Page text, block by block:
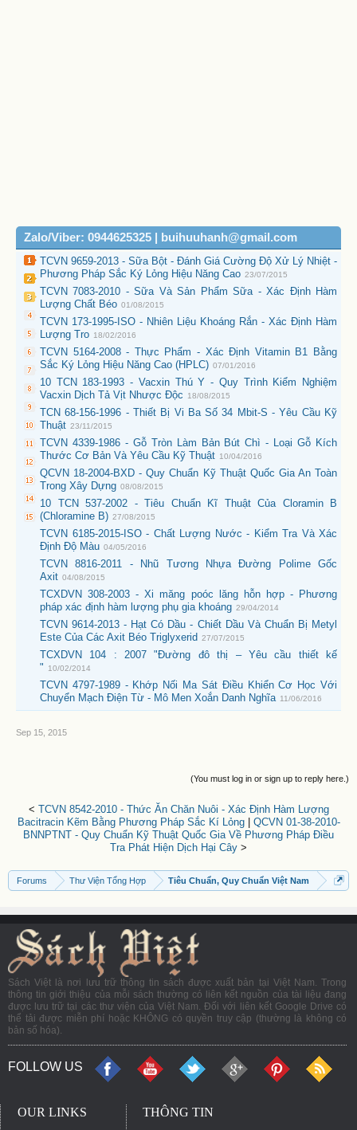
Zalo/Viber: 0944625325 | buihuuhanh@gmail.com
TCVN 9659-2013 - Sữa Bột - Đánh Giá Cường Độ Xử Lý Nhiệt -
Phương Pháp Sắc Ký Lỏng Hiệu Năng Cao 23/07/2015
TCVN 7083-2010 - Sữa Và Sản Phẩm Sữa - Xác Định Hàm
Lượng Chất Béo 01/08/2015
TCVN 173-1995-ISO - Nhiên Liệu Khoáng Rắn - Xác Định Hàm
Lượng Tro 18/02/2016
TCVN 5164-2008 - Thực Phẩm - Xác Định Vitamin B1 Bằng
Sắc Ký Lỏng Hiệu Năng Cao (HPLC) 07/01/2016
10 TCN 183-1993 - Vacxin Thú Y - Quy Trình Kiểm Nghiệm
Vacxin Dịch Tả Vịt Nhược Độc
18/08/2015
TCN 68-156-1996 - Thiết Bị Vi Ba Số 34 Mbit-S - Yêu Cầu Kỹ
Thuật 23/11/2015
TCVN 4339-1986 - Gỗ Tròn Làm Bản Bút Chì - Loại Gỗ Kích
Thước Cơ Bản Và Yêu Cầu Kỹ Thuật 10/04/2016
QCVN 18-2004-BXD - Quy Chuẩn Kỹ Thuật Quốc Gia An Toàn
Trong Xây Dựng 08/08/2015
10 TCN 537-2002 - Tiêu Chuẩn Kĩ Thuật Của Cloramin B
(Chloramine B) 27/08/2015
TCVN 6185-2015-ISO - Chất Lượng Nước - Kiểm Tra Và Xác
Định Độ Màu 04/05/2016
TCVN 8816-2011 - Nhũ Tương Nhựa Đường Polime Gốc
Axit 04/08/2015
TCXDVN 308-2003 - Xi măng poóc lăng hỗn hợp - Phương
pháp xác định hàm lượng phụ gia khoáng 29/04/2014
TCVN 9614-2013 - Hạt Có Dầu - Chiết Dầu Và Chuẩn Bị Metyl
Este Của Các Axit Béo Triglyxerid 27/07/2015
TCXDVN 104 : 2007 "Đường đô thị – Yêu cầu thiết kế
"
10/02/2014
TCVN 4797-1989 - Khớp Nối Ma Sát Điều Khiển Cơ Học Với
Chuyển Mạch Điện Từ - Mô Men Xoắn Danh Nghĩa 11/06/2016
Sep 15, 2015
(You must log in or sign up to reply here.)
< TCVN 8542-2010 - Thức Ăn Chăn Nuôi - Xác Định Hàm Lượng
Bacitracin Kẽm Bằng Phương Pháp Sắc Kí Lỏng| QCVN 01-38-2010-
BNNPTNT - Quy Chuẩn Kỹ Thuật Quốc Gia Về Phương Pháp Điều
Tra Phát Hiện Dịch Hại Cây >
Forums Thư Viện Tổng Hợp Tiêu Chuẩn, Quy Chuẩn Việt Nam
Sách Việt là nơi lưu trữ thông tin sách được xuất bản tại Việt Nam. Trong
thông tin giới thiệu của mỗi sách thường có liên kết nguồn của tài liệu đang
được lưu trữ tại các thư viện của Việt Nam. Đối với liên kết Google Drive có
thể tải được miễn phí hoặc KHÔNG có quyền truy cập (thường là không có
bản số hóa).
FOLLOW US
OUR LINKS THÔNG TIN